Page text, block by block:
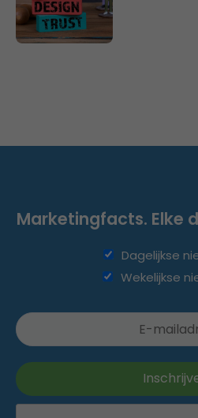
Marketingfacts. Elke
Dagelijkse
Wekelijkse